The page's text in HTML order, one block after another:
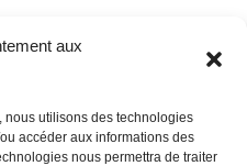
aux
nous utilisons des technologies
accéder aux informations des
nous permettra de traiter